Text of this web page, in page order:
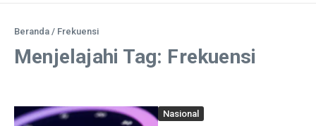
Beranda / Frekuensi
Menjelajahi Tag: Frekuensi
Nasional